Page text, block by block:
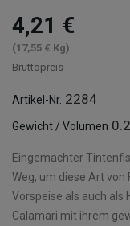
4,21 €
(17,55 € Kg)
Bruttopreis
Artikel-Nr. 2284
Gewicht / Volumen
Eingemachter
Weg, um diese Art von
Vorspeise als auch als
Calamari mit ihrem